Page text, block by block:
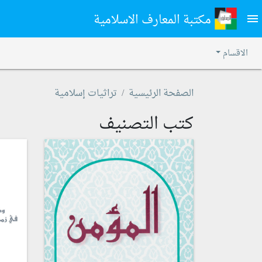
menu مكتبة المعارف الاسلامية
الاقسام
الصفحة الرئيسية تراثيات إسلامية
كتب التصنيف